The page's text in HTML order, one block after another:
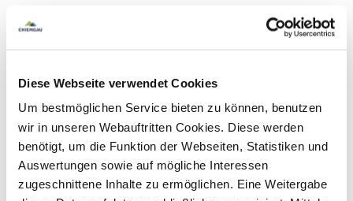
Diese Webseite verwendet Cookies
Um bestmöglichen Service bieten zu können, benutzen
wir in unseren Webauftritten Cookies. Diese werden
benötigt, um die Funktion der Webseiten, Statistiken und
Auswertungen sowie auf mögliche Interessen
zugeschnittene Inhalte zu ermöglichen. Eine Weitergabe